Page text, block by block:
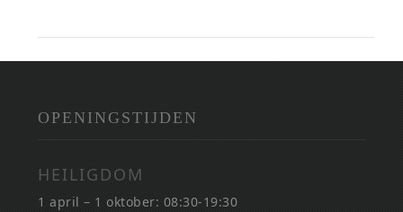
OPENINGSTIJDEN
HEILIGDOM
1 april – 1 oktober: 08:30-19:30